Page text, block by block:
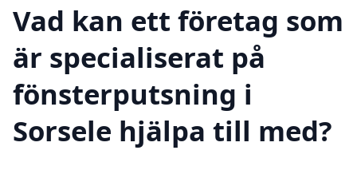
Vad kan ett företag som
är specialiserat på
fönsterputsning i
Sorsele hjälpa till med?